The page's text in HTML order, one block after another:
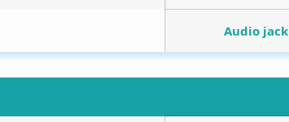
Audio jack